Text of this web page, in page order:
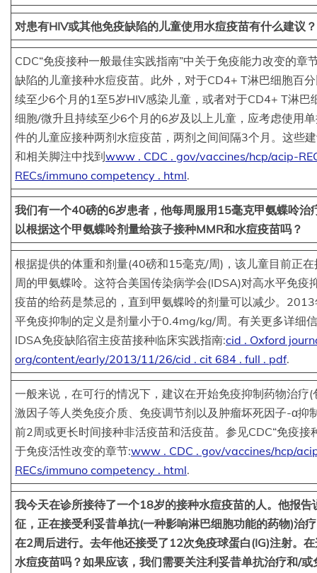
对患有HIV或其他免疫缺陷的儿童使用水痘疫苗有什么建议？
CDC“免疫接种一般最佳实践指南”中关于免疫能力改变的章
缺陷的儿童接种水痘疫苗。此外，对于CD4+ T淋巴细胞百
续至少6个月的1至5岁HIV感染儿童，或者对于CD4+ T淋巴
细胞/微升且持续至少6个月的6岁及以上儿童，应考虑使用
件的儿童应接种两剂水痘疫苗，两剂之间间隔3个月。这些
和相关脚注中找到www . CDC . gov/vaccines/hcp/acip-
RECs/immuno competency . html.
我们有一个40磅的6岁患者，他每周服用15毫克甲氨蝶呤治
以根据这个甲氨蝶呤剂量给孩子接种MMR和水痘疫苗吗？
根据提供的体重和剂量(40磅和15毫克/周)，该儿童目前正
周的甲氨蝶呤。这符合美国传染病学会(IDSA)对高水平免疫
疫苗的给药是禁忌的，直到甲氨蝶呤的剂量可以减少。
平免疫抑制的定义是剂量小于0.4mg/kg/周。有关更多详细
IDSA免疫缺陷宿主疫苗接种临床实践指南:cid . Oxford
org/content/early/2013/11/26/cid . cit 684 . full . pdf.
一般来说，在可行的情况下，建议在开始免疫抑制药物治疗
激因子等人类免疫介质、免疫调节剂以及肿瘤坏死因子-α抑
前2周或更长时间接种非活疫苗和活疫苗。参见CDC“免疫接
于免疫活性改变的章节:www . CDC . gov/vaccines/hcp/
RECs/immuno competency . html.
我今天在诊所接待了一个18岁的接种水痘疫苗的人。他报告
征，正在接受利妥昔单抗(一种影响淋巴细胞功能的药物)治
在2周后进行。去年他还接受了12次免疫球蛋白(IG)注射。
水痘疫苗吗？如果应该，我们需要关注利妥昔单抗治疗和/